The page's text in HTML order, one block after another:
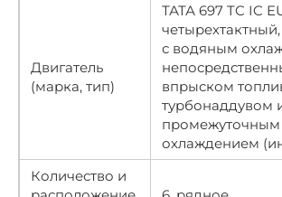
Двигатель
(марка, тип)
ТАТА 697 TC IC
с водяным
впрыском
турбонаддувом
промежуточным
охлаждением
Количество и